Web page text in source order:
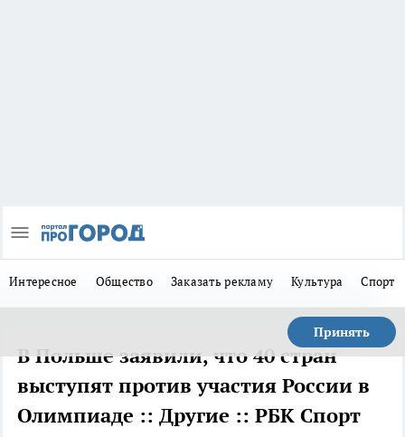
Интересное Общество Заказать рекламу Культура Спорт
Принять
В Польше заявили, что 40 стран
выступят против участия России в
Олимпиаде :: Другие :: РБК Спорт